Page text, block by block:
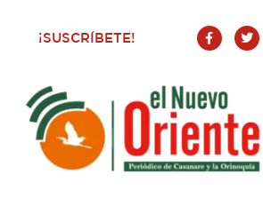
¡SUSCRÍBETE!
F
a
c
o
o
-
T
w
i